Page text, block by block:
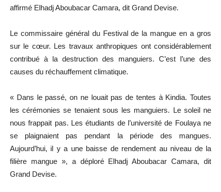
affirmé Elhadj Aboubacar Camara, dit Grand Devise.
Le commissaire général du Festival de la mangue en a gros
sur le cœur. Les travaux anthropiques ont considérablement
contribué à la destruction des manguiers. C’est l’une des
causes du réchauffement climatique.
« Dans le passé, on ne louait pas de tentes à Kindia. Toutes
les cérémonies se tenaient sous les manguiers. Le soleil ne
nous frappait pas. Les étudiants de l’université de Foulaya ne
se plaignaient pas pendant la période des mangues.
Aujourd’hui, il y a une baisse de rendement au niveau de la
filière mangue », a déploré Elhadj Aboubacar Camara, dit
Grand Devise.